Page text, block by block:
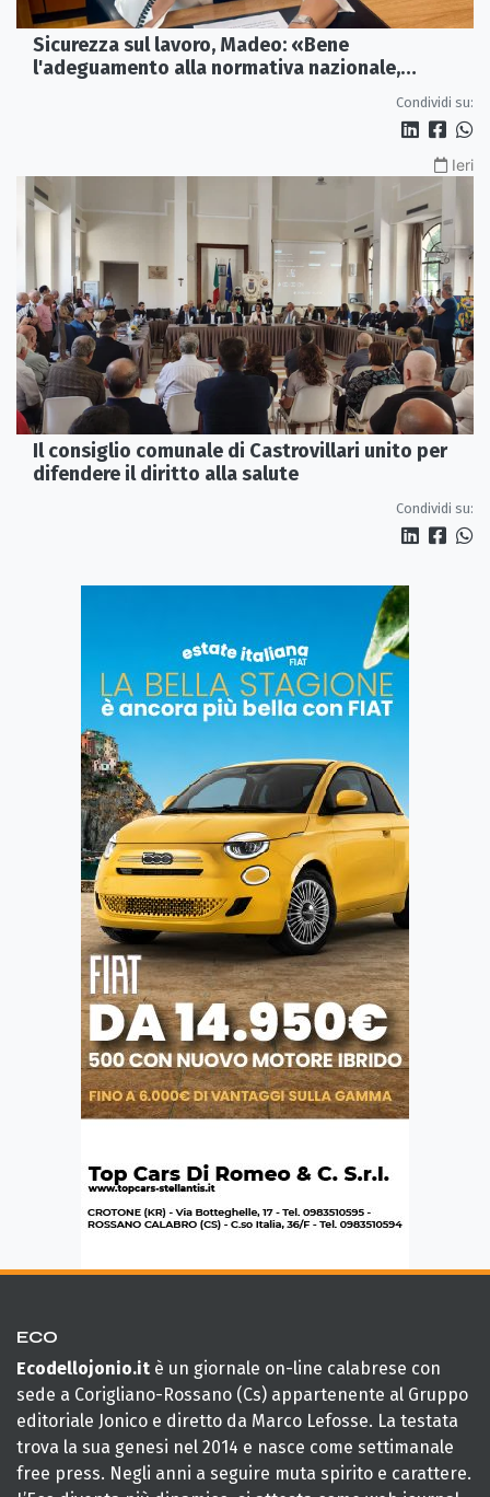
Sicurezza sul lavoro, Madeo: «Bene
l'adeguamento alla normativa nazionale,
Condividi su:
Ieri
Il consiglio comunale di Castrovillari unito per
difendere il diritto alla salute
Condividi su:
ECO
Ecodellojonio.it è un giornale on-line calabrese con
sede a Corigliano-Rossano (Cs) appartenente al Gruppo
editoriale Jonico e diretto da Marco Lefosse. La testata
trova la sua genesi nel 2014 e nasce come settimanale
free press. Negli anni a seguire muta spirito e carattere.